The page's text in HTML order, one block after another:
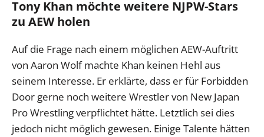
Tony Khan möchte weitere NJPW-Stars
zu AEW holen
Auf die Frage nach einem möglichen AEW-Auftritt
von Aaron Wolf machte Khan keinen Hehl aus
seinem Interesse. Er erklärte, dass er für Forbidden
Door gerne noch weitere Wrestler von New Japan
Pro Wrestling verpflichtet hätte. Letztlich sei dies
jedoch nicht möglich gewesen. Einige Talente hätten